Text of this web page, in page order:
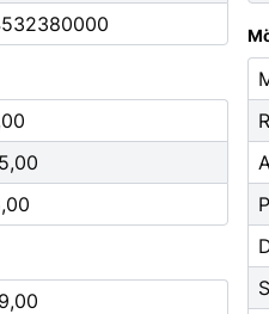
Batteriladdning
Fordonsbatterier
Småbatterier
Startbooster